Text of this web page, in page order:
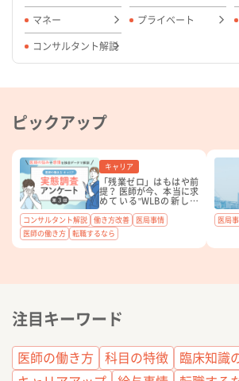
ピックアップ
キャリア
「残業ゼロ」はもはや前
提？ 医師が今、本当に求
めている"WLBの新しい
コンサルタント解説 働き方改善
医局事情
医師の働き方
転職するなら
医局
注目キーワード
医師の働き方 科目の特徴
臨床知識
マネー プライベート
コンサルタント解説